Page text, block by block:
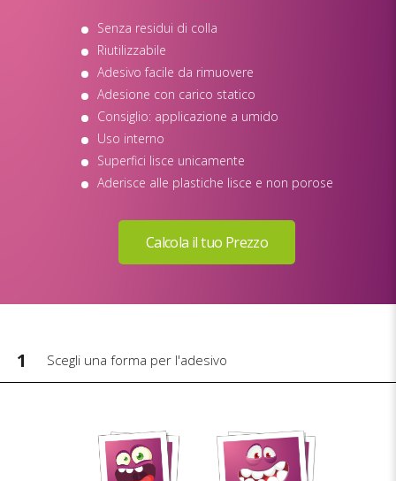
Senza residui di colla
Riutilizzabile
Adesivo facile da rimuovere
Adesione con carico statico
Consiglio: applicazione a umido
Uso interno
Superfici lisce unicamente
Aderisce alle plastiche lisce e non porose
1 Scegli una forma per l'adesivo